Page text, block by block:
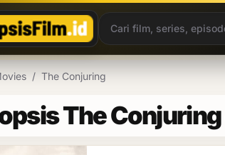
/ The Conjuring
The Conjuring